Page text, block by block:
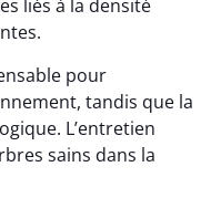
liés à la densité
pour
tandis que la
L’entretien
sains dans la